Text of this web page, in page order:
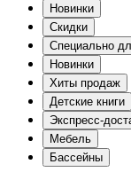
Новинки
Скидки
Специально
Новинки
Хиты продаж
Детские книги
Экспресс-
Мебель
Бассейны